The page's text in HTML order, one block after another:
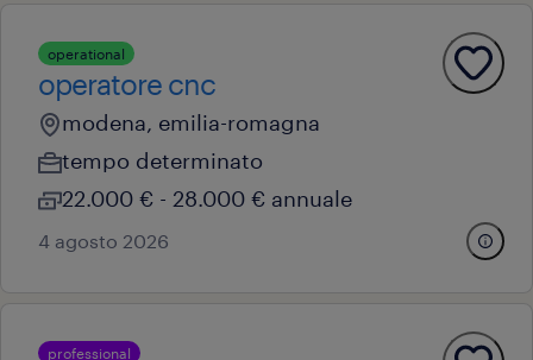
operational
operatore cnc
modena, emilia-romagna
tempo determinato
22.000 € - 28.000 € annuale
4 agosto 2026
professional